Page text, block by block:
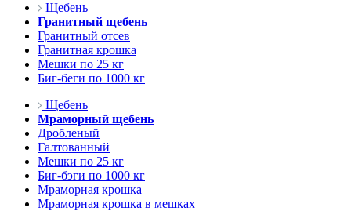
Щебень
Гранитный щебень
Гранитный отсев
Гранитная крошка
Мешки по 25 кг
Биг-беги по 1000 кг
Щебень
Мраморный щебень
Дробленый
Галтованный
Мешки по 25 кг
Биг-бэги по 1000 кг
Мраморная крошка
Мраморная крошка в мешках